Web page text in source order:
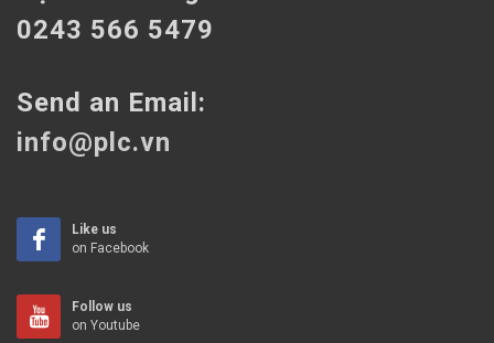
0243 566 5479
Send an Email:
info@plc.vn
Like us
on Facebook
Follow us
on Youtube